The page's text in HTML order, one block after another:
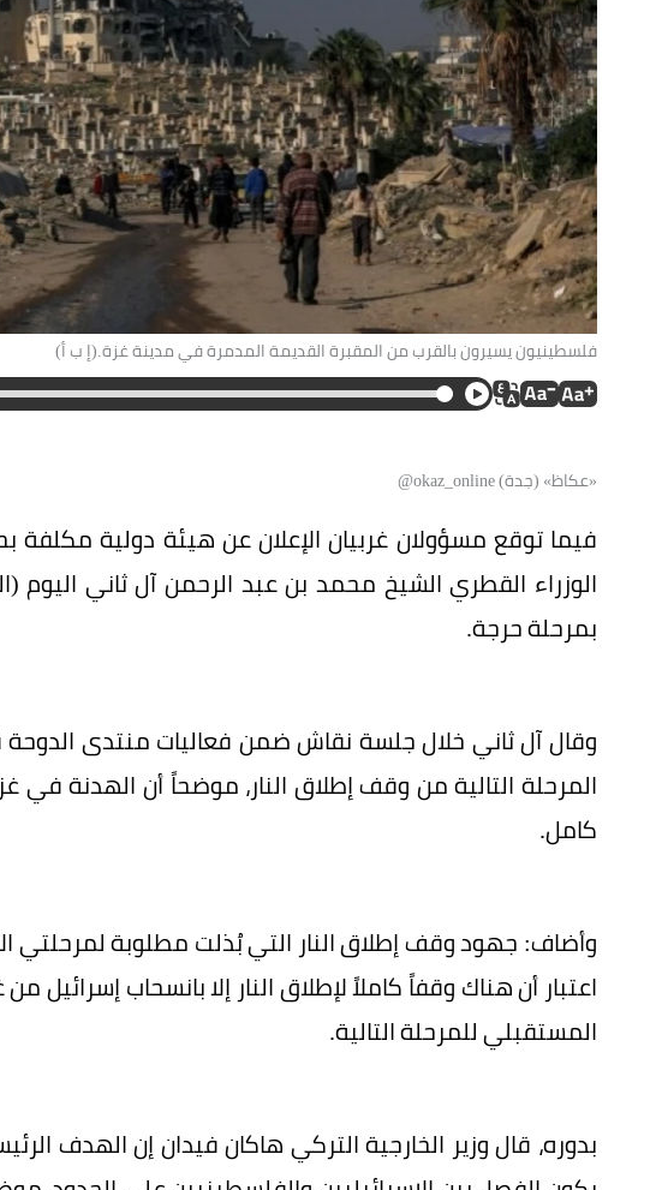
فلسطينيون يسيرون بالقرب من المقبرة القديمة المدمرة في مدينة غزة.(إ ب أ)
«عكاظ» (جدة) okaz_online@
فيما توقع مسؤولان غربيان الإعلان عن هيئة دولية مكلفة
الوزراء القطري الشيخ محمد بن عبد الرحمن آل ثاني اليوم
بمرحلة حرجة.
وقال آل ثاني خلال جلسة نقاش ضمن فعاليات منتدى
المرحلة التالية من وقف إطلاق النار، موضحاً أن الهدنة
كامل.
وأضاف: جهود وقف إطلاق النار التي بُذلت مطلوبة لمرحلتي
اعتبار أن هناك وقفاً كاملاً لإطلاق النار إلا بانسحاب إسرائيل
المستقبلي للمرحلة التالية.
بدوره، قال وزير الخارجية التركي هاكان فيدان إن الهدف